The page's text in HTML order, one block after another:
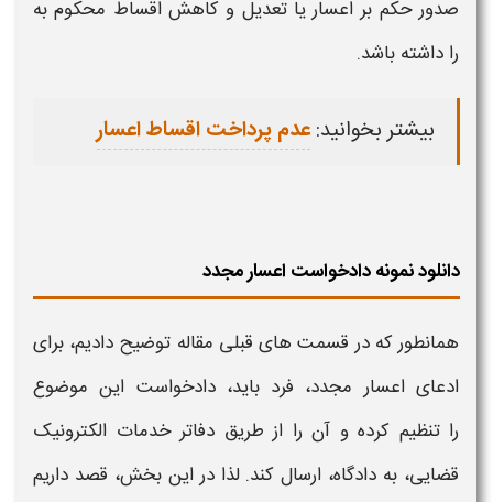
صدور حکم بر اعساریا تعدیل و کاهش اقساط محکوم به
را داشته باشد.
بیشتر بخوانید:عدم پرداخت اقساط اعسار
دانلود نمونه دادخواست اعسار مجدد
همانطور که در قسمت های قبلی مقاله توضیح دادیم، برای
ادعایاعسار مجدد، فرد باید،دادخواست این موضوع
راتنظیم کرده و آن را از طریق دفاتر خدمات الکترونیک
قضایی، به دادگاه، ارسال کند. لذا در این بخش، قصد داریم